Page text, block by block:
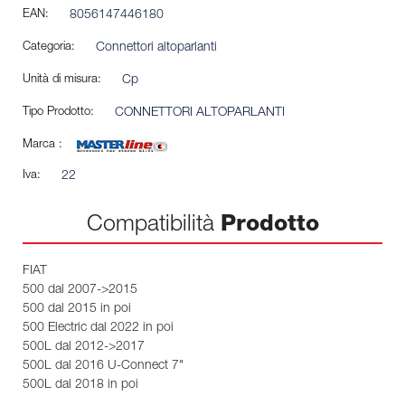
EAN: 8056147446180
Categoria: Connettori altoparlanti
Unità di misura: Cp
Tipo Prodotto: CONNETTORI ALTOPARLANTI
Marca :
Iva: 22
Compatibilità Prodotto
FIAT
500 dal 2007->2015
500 dal 2015 in poi
500 Electric dal 2022 in poi
500L dal 2012->2017
500L dal 2016 U-Connect 7"
500L dal 2018 in poi